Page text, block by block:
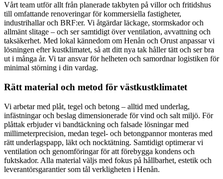
Vårt team utför allt från planerade takbyten på villor och fritidshus
till omfattande renoveringar för kommersiella fastigheter,
industrihallar och BRF:er. Vi åtgärdar läckage, stormskador och
allmänt slitage – och ser samtidigt över ventilation, avvattning och
taksäkerhet. Med lokal kännedom om Henån och Orust anpassar vi
lösningen efter kustklimatet, så att ditt nya tak håller tätt och ser bra
ut i många år. Vi tar ansvar för helheten och samordnar logistiken för
minimal störning i din vardag.
Rätt material och metod för västkustklimatet
Vi arbetar med plåt, tegel och betong – alltid med underlag,
infästningar och beslag dimensionerade för vind och salt miljö. För
plåttak erbjuder vi bandtäckning och falsade lösningar med
millimeterprecision, medan tegel- och betongpannor monteras med
rätt underlagspapp, läkt och nocktätning. Samtidigt optimerar vi
ventilation och genomföringar för att förebygga kondens och
fuktskador. Alla material väljs med fokus på hållbarhet, estetik och
leverantörsgarantier som tål verkligheten i Henån.